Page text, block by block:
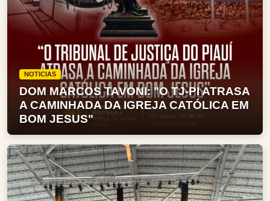
NOTICIAS
DOM MARCOS TAVONI: "O TJ-PI ATRASA
A CAMINHADA DA IGREJA CATÓLICA EM
BOM JESUS"